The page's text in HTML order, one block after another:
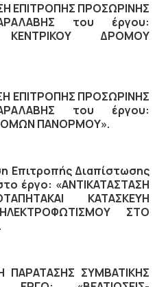
ΕΠΙΤΡΟΠΗΣ ΠΡΟΣΩΡΙΝΗΣ
του έργου:
ΚΕΝΤΡΙΚΟΥ ΔΡΟΜΟΥ
ΕΠΙΤΡΟΠΗΣ ΠΡΟΣΩΡΙΝΗΣ
του έργου:
ΠΑΝΟΡΜΟΥ».
Επιτροπής Διαπίστωσης
έργο: «ΑΝΤΙΚΑΤΑΣΤΑΣΗ
ΚΑΤΑΣΚΕΥΗ
ΣΤΟ
ΣΥΜΒΑΤΙΚΗΣ